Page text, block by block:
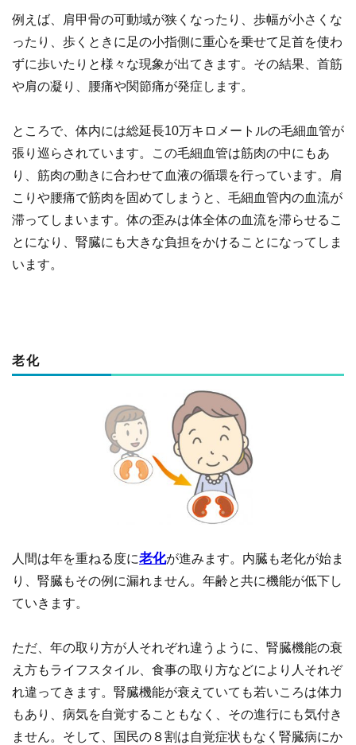
例えば、肩甲骨の可動域が狭くなったり、歩幅が小さくな
ったり、歩くときに足の小指側に重心を乗せて足首を使わ
ずに歩いたりと様々な現象が出てきます。その結果、首筋
や肩の凝り、腰痛や関節痛が発症します。
ところで、体内には総延長10万キロメートルの毛細血管が
張り巡らされています。この毛細血管は筋肉の中にもあ
り、筋肉の動きに合わせて血液の循環を行っています。肩
こりや腰痛で筋肉を固めてしまうと、毛細血管内の血流が
滞ってしまいます。体の歪みは体全体の血流を滞らせるこ
とになり、腎臓にも大きな負担をかけることになってしま
います。
老化
人間は年を重ねる度に老化が進みます。内臓も老化が始ま
り、腎臓もその例に漏れません。年齢と共に機能が低下し
ていきます。
ただ、年の取り方が人それぞれ違うように、腎臓機能の衰
え方もライフスタイル、食事の取り方などにより人それぞ
れ違ってきます。腎臓機能が衰えていても若いころは体力
もあり、病気を自覚することもなく、その進行にも気付き
ません。そして、国民の８割は自覚症状もなく腎臓病にか